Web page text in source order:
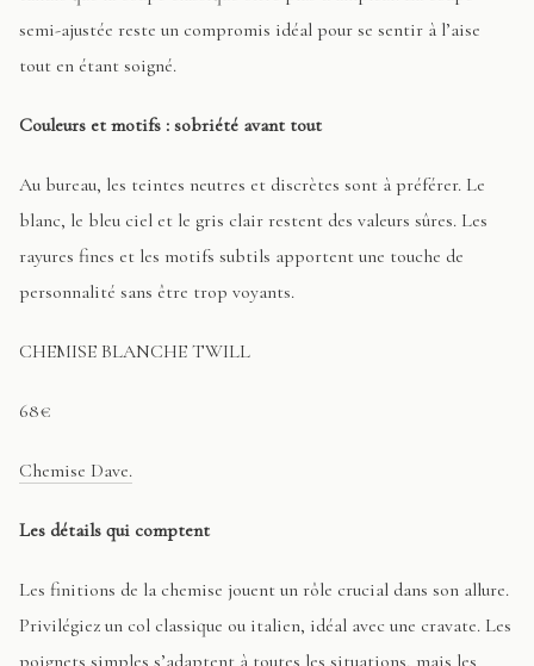
semi-ajustée reste un compromis idéal pour se sentir à l’aise
tout en étant soigné.
Couleurs et motifs : sobriété avant tout
Au bureau, les teintes neutres et discrètes sont à préférer. Le
blanc, le bleu ciel et le gris clair restent des valeurs sûres. Les
rayures fines et les motifs subtils apportent une touche de
personnalité sans être trop voyants.
CHEMISE BLANCHE TWILL
68€
Chemise Dave.
Les détails qui comptent
Les finitions de la chemise jouent un rôle crucial dans son allure.
Privilégiez un col classique ou italien, idéal avec une cravate. Les
poignets simples s’adaptent à toutes les situations, mais les